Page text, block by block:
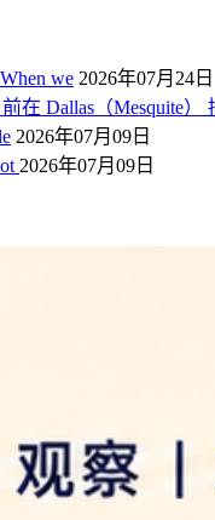
we 2026年07月24日
在 Dallas（Mesquite）
2026年07月09日
2026年07月09日